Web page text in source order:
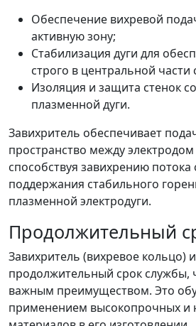
Обеспечение вихревой
активную зону;
Стабилизация дуги для
строго в центральной части
Изоляция и защита стенок
плазменной дуги.
Завихритель обеспечивает
пространство между
способствуя завихрению
поддержания стабильного
плазменной электродуги.
Продолжительный
Завихритель (вихревое кольцо)
продолжительный срок службы,
важным преимуществом. Это
применением высокопрочных и